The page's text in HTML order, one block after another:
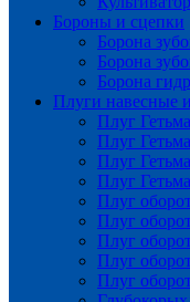
Бороны и сцепки
Борона
Борона
Борона
Плуги навесные
Плуг
Плуг
Плуг
Плуг
Плуг
Плуг
Плуг
Плуг
Плуг